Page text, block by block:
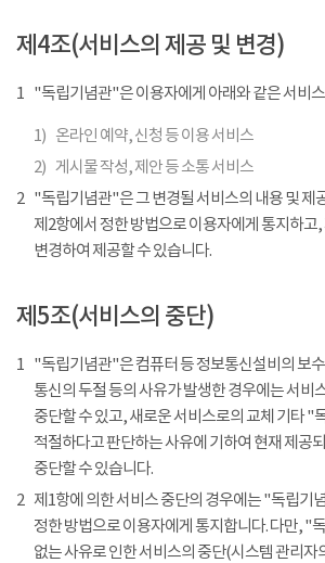
제4조(서비스의 제공 및 변경)
1 "독립기념관"은 이용자에게 아래와 같은 서비
1) 온라인 예약, 신청 등 이용 서비스
2) 게시물 작성, 제안 등 소통 서비스
2 "독립기념관"은 그 변경될 서비스의 내용 및 제
제2항에서 정한 방법으로 이용자에게 통지하고
변경하여 제공할 수 있습니다.
제5조(서비스의 중단)
1 "독립기념관"은 컴퓨터 등 정보통신설비의 보수
통신의 두절 등의 사유가 발생한 경우에는 서비
중단할 수 있고, 새로운 서비스로의 교체 기타 "
적절하다고 판단하는 사유에 기하여 현재 제공
중단할 수 있습니다.
2 제1항에 의한 서비스 중단의 경우에는 "독립기
정한 방법으로 이용자에게 통지합니다. 다만, "
없는 사유로 인한 서비스의 중단(시스템 관리자